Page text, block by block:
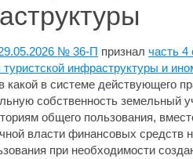
№ 36-П признал часть 4
инфраструктуры и
какой в системе действующего
собственность земельный
общего пользования,
власти финансовых средств
при необходимости